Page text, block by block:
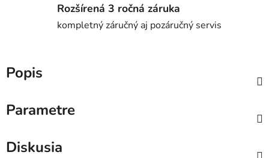
Rozšírená 3 ročná záruka
kompletný záručný aj pozáručný servis
Popis
Parametre
Diskusia